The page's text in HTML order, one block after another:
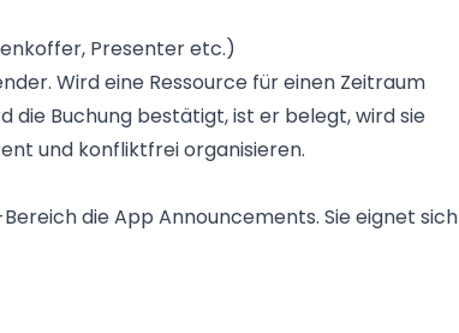
Presenter etc.)
Wird eine Ressource für einen Zeitraum
die Buchung bestätigt, ist er belegt, wird sie
und konfliktfrei organisieren.
die App Announcements. Sie eignet sich